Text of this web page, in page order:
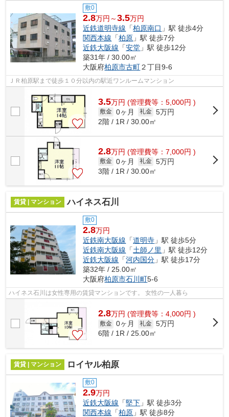
敷0
2.8万円～3.5万円
近鉄道明寺線 「柏原南口 」駅 徒歩4分
関西本線 「柏原 」駅 徒歩7分
近鉄大阪線 「安堂 」駅 徒歩12分
築31年 / 30.00㎡
大阪府柏原市古町２丁目9-6
ＪＲ柏原駅まで徒歩１０分以内の駅近ワンルームマンション
3.5万円 (管理費等：5,000円 )
敷金 0ヶ月 礼金 5万円
2階 / 1R / 30.00㎡
2.8万円 (管理費等：7,000円 )
敷金 0ヶ月 礼金 5万円
3階 / 1R / 30.00㎡
賃貸 | マンション ハイネス石川
敷0
2.8万円
近鉄南大阪線 「道明寺 」駅 徒歩5分
近鉄南大阪線 「土師ノ里 」駅 徒歩12分
近鉄大阪線 「河内国分 」駅 徒歩17分
築32年 / 25.00㎡
大阪府柏原市石川町5-6
ハイネス石川は女性専用の賃貸マンションです。 女性の一人暮ら
2.8万円 (管理費等：4,000円 )
敷金 0ヶ月 礼金 5万円
6階 / 1R / 25.00㎡
賃貸 | マンション ロイヤル柏原
敷0
2.9万円
近鉄大阪線 「堅下 」駅 徒歩3分
関西本線 「柏原 」駅 徒歩8分